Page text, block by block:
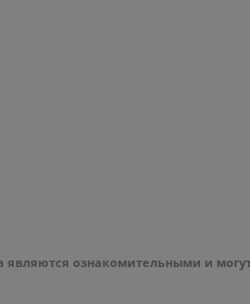
ознакомительными и